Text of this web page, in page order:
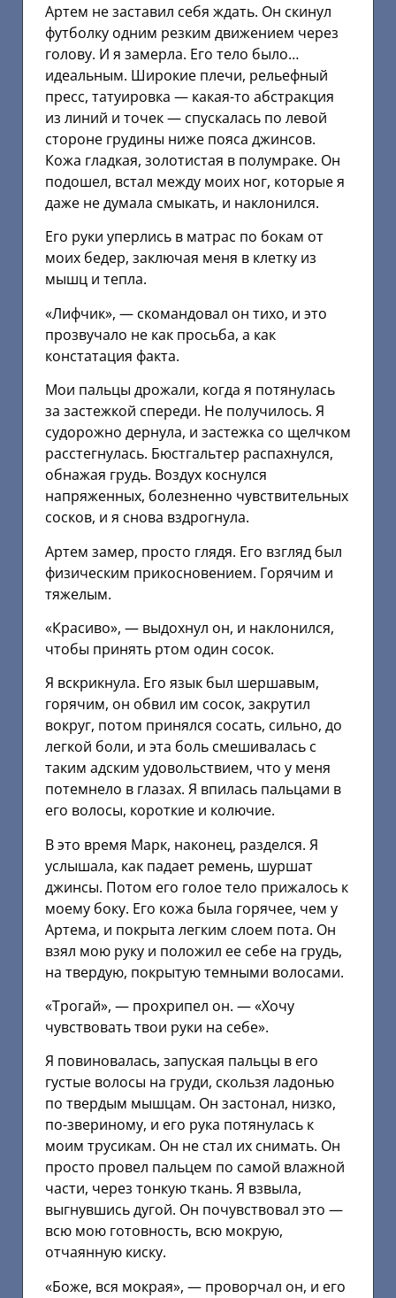
Артем не заставил себя ждать. Он скинул
футболку одним резким движением через
голову. И я замерла. Его тело было…
идеальным. Широкие плечи, рельефный
пресс, татуировка — какая-то абстракция
из линий и точек — спускалась по левой
стороне грудины ниже пояса джинсов.
Кожа гладкая, золотистая в полумраке. Он
подошел, встал между моих ног, которые я
даже не думала смыкать, и наклонился.
Его руки уперлись в матрас по бокам от
моих бедер, заключая меня в клетку из
мышц и тепла.
«Лифчик», — скомандовал он тихо, и это
прозвучало не как просьба, а как
констатация факта.
Мои пальцы дрожали, когда я потянулась
за застежкой спереди. Не получилось. Я
судорожно дернула, и застежка со щелчком
расстегнулась. Бюстгальтер распахнулся,
обнажая грудь. Воздух коснулся
напряженных, болезненно чувствительных
сосков, и я снова вздрогнула.
Артем замер, просто глядя. Его взгляд был
физическим прикосновением. Горячим и
тяжелым.
«Красиво», — выдохнул он, и наклонился,
чтобы принять ртом один сосок.
Я вскрикнула. Его язык был шершавым,
горячим, он обвил им сосок, закрутил
вокруг, потом принялся сосать, сильно, до
легкой боли, и эта боль смешивалась с
таким адским удовольствием, что у меня
потемнело в глазах. Я впилась пальцами в
его волосы, короткие и колючие.
В это время Марк, наконец, разделся. Я
услышала, как падает ремень, шуршат
джинсы. Потом его голое тело прижалось к
моему боку. Его кожа была горячее, чем у
Артема, и покрыта легким слоем пота. Он
взял мою руку и положил ее себе на грудь,
на твердую, покрытую темными волосами.
«Трогай», — прохрипел он. — «Хочу
чувствовать твои руки на себе».
Я повиновалась, запуская пальцы в его
густые волосы на груди, скользя ладонью
по твердым мышцам. Он застонал, низко,
по-звериному, и его рука потянулась к
моим трусикам. Он не стал их снимать. Он
просто провел пальцем по самой влажной
части, через тонкую ткань. Я взвыла,
выгнувшись дугой. Он почувствовал это —
всю мою готовность, всю мокрую,
отчаянную киску.
«Боже, вся мокрая», — проворчал он, и его